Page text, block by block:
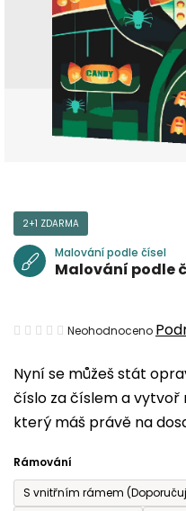
Nyní se můžeš stát
číslo za číslem a
který máš právě na
Rámování
S vnitřním rámem
2+1 ZDARMA
Malování podle čísel
Malování podle
Průměrné
produktu
je
0,0
5
hvězdiček.
Neohodnoceno